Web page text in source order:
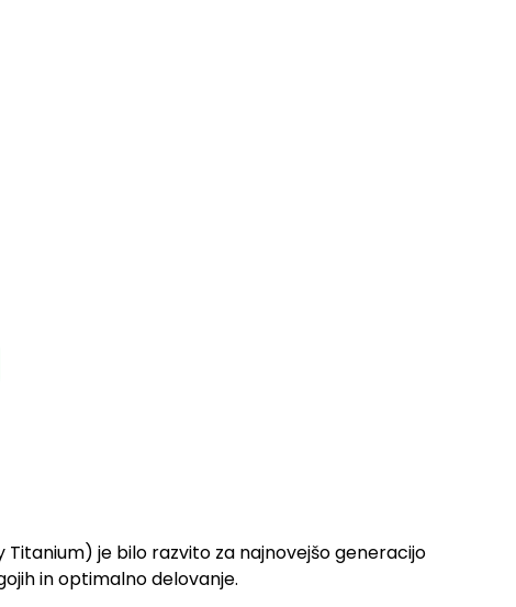
je bilo razvito za najnovejšo generacijo
in optimalno delovanje.